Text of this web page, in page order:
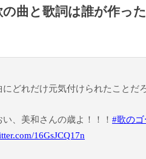
の曲と歌詞は誰が作っ
にどれだけ元気付けられたことだろ
い、美和さんの歳よ！！！ #歌のゴ
16GsJCQ17n